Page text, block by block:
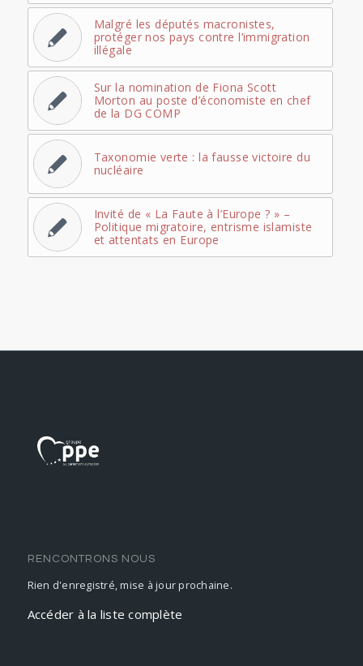
Malgré les députés macronistes,
protéger nos pays contre l’immigration
illégale
Sur la nomination de Fiona Scott
Morton au poste d’économiste en chef
de la DG COMP
Taxonomie verte : la fausse victoire du
nucléaire
Invité de « La Faute à l’Europe ? » –
Politique migratoire, entrisme islamiste
et attentats en Europe
RENCONTRONS NOUS
Rien d'enregistré, mise à jour prochaine.
Accéder à la liste complète